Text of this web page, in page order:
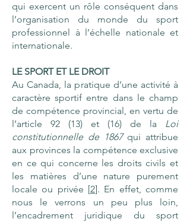
qui exercent un rôle conséquent dans
l’organisation du monde du sport
professionnel à l’échelle nationale et
internationale.
LE SPORT ET LE DROIT
Au Canada, la pratique d’une activité à
caractère sportif entre dans le champ
de compétence provincial, en vertu de
l’article 92 (13) et (16) de la Loi
constitutionnelle de 1867qui attribue
aux provinces la compétence exclusive
en ce qui concerne les droits civils et
les matières d’une nature purement
locale ou privée [2]. En effet, comme
nous le verrons un peu plus loin,
l’encadrement juridique du sport